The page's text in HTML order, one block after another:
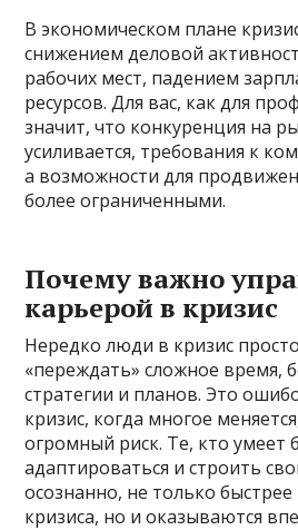
В экономическом плане
снижением деловой
рабочих мест, падением
ресурсов. Для вас, как для
значит, что конкуренция на
усиливается, требования к
а возможности для
более ограниченными.
Почему важно
карьерой в кризис
Нередко люди в кризис
«переждать» сложное время,
стратегии и планов. Это
кризис, когда многое
огромный риск. Те, кто умеет
адаптироваться и строить
осознанно, не только
кризиса, но и оказываются